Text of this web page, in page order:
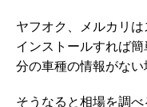
ヤフオク、メルカリ
インストールすれば
分の車種の情報がない
そうなると相場を調べ